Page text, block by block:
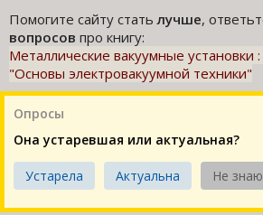
Помогите сайту статьлучше,
вопросов про книгу:
Металлические вакуумные установки
"Основы электровакуумной техники"
Опросы
Она устаревшая или актуальная?
Устарела Актуальна Не знаю